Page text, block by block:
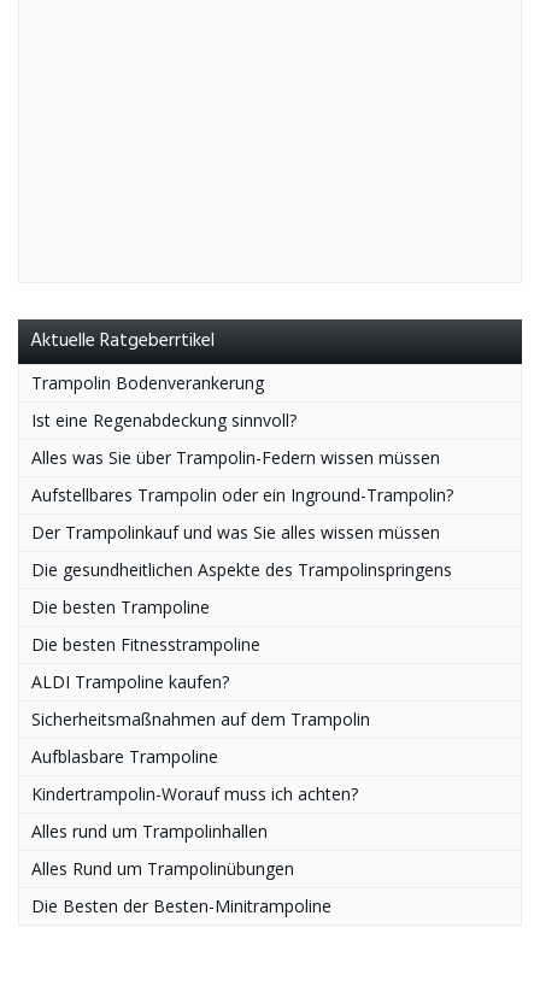
Aktuelle Ratgeberrtikel
Trampolin Bodenverankerung
Ist eine Regenabdeckung sinnvoll?
Alles was Sie über Trampolin-Federn wissen müssen
Aufstellbares Trampolin oder ein Inground-Trampolin?
Der Trampolinkauf und was Sie alles wissen müssen
Die gesundheitlichen Aspekte des Trampolinspringens
Die besten Trampoline
Die besten Fitnesstrampoline
ALDI Trampoline kaufen?
Sicherheitsmaßnahmen auf dem Trampolin
Aufblasbare Trampoline
Kindertrampolin-Worauf muss ich achten?
Alles rund um Trampolinhallen
Alles Rund um Trampolinübungen
Die Besten der Besten-Minitrampoline